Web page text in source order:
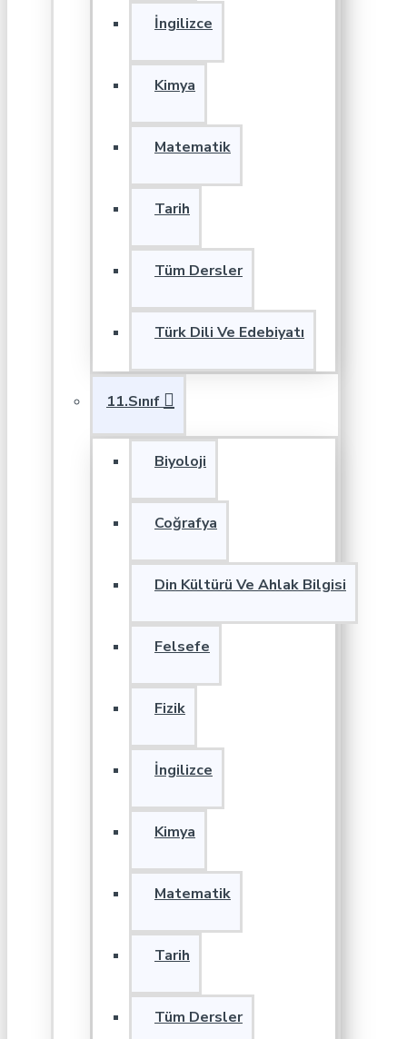
İngilizce
Kimya
Matematik
Tarih
Tüm Dersler
Türk Dili Ve Edebiyatı
11.Sınıf
Biyoloji
Coğrafya
Din Kültürü Ve Ahlak Bilgisi
Felsefe
Fizik
İngilizce
Kimya
Matematik
Tarih
Tüm Dersler